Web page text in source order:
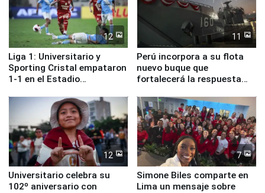
12
Liga 1: Universitario y
Sporting Cristal empataron
1-1 en el Estadio
11
Perú incorpora a su flota
nuevo buque que
fortalecerá la respuesta
12
Universitario celebra su
102º aniversario con
7
Simone Biles comparte en
Lima un mensaje sobre